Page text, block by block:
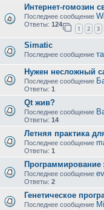
Интернет-гомозин
Последнее сообщение
Ответы: 124
1 2 3
Simatic
Последнее сообщение
Нужен несложный
Последнее сообщение
Ответы: 1
Qt жив?
Последнее сообщение
Ответы: 14
Летняя практика
Последнее сообщение
Ответы: 1
Последнее сообщение
Ответы: 2
Генетическое
Последнее сообщение